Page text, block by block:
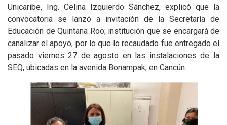
Unicaribe, Ing. Celina Izquierdo Sánchez, explicó que la
convocatoria se lanzó a invitación de la Secretaría de
Educación de Quintana Roo; institución que se encargará de
canalizar el apoyo, por lo que lo recaudado fue entregado el
pasado viernes 27 de agosto en las instalaciones de la
SEQ, ubicadas en la avenida Bonampak, en Cancún.